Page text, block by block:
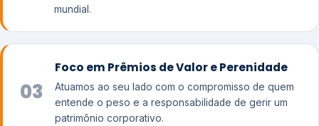
mundial.
03
Foco em Prêmios de Valor e Perenidade
Atuamos ao seu lado com o compromisso de quem
entende o peso e a responsabilidade de gerir um
patrimônio corporativo.